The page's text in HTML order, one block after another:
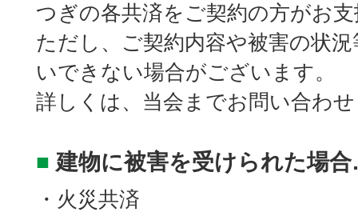
つぎの各共済をご契約の方がお
ただし、ご契約内容や被害の状
いできない場合がございます。
詳しくは、当会までお問い合わ
■ 建物に被害を受けられた場
・火災共済